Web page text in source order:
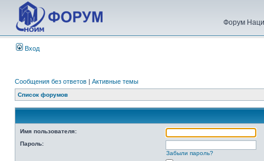
Форум
Вход
Сообщения без ответов | Активные темы
Список форумов
Имя пользователя:
Пароль:
Забыли пароль?